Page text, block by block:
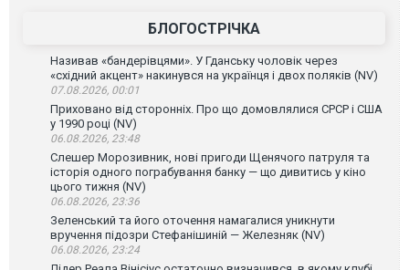
БЛОГОСТРІЧКА
Називав «бандерівцями». У Гданську чоловік через
«східний акцент» накинувся на українця і двох поляків (NV)
07.08.2026, 00:01
Приховано від сторонніх. Про що домовлялися СРСР і США
у 1990 році (NV)
06.08.2026, 23:48
Слешер Морозивник, нові пригоди Щенячого патруля та
історія одного пограбування банку — що дивитись у кіно
цього тижня (NV)
06.08.2026, 23:36
Зеленський та його оточення намагалися уникнути
вручення підозри Стефанішиній — Железняк (NV)
06.08.2026, 23:24